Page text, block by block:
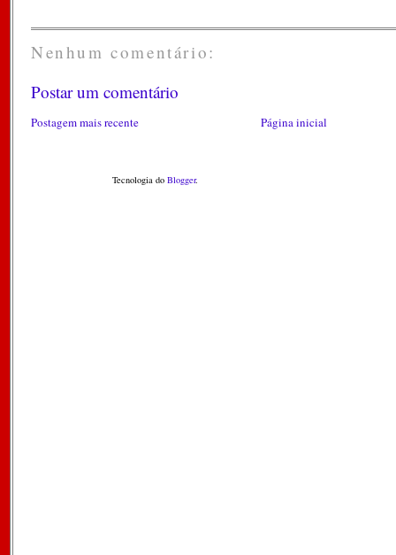
Nenhum comentário:
Postar um comentário
Postagem mais recente Página inicial
Tecnologia do Blogger.